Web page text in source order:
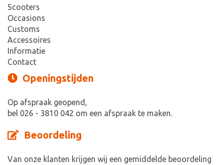
Scooters
Occasions
Customs
Accessoires
Informatie
Contact
Openingstijden
Op afspraak geopend,
bel 026 - 3810 042 om een afspraak te maken.
Beoordeling
Van onze klanten krijgen wij een gemiddelde beoordeling